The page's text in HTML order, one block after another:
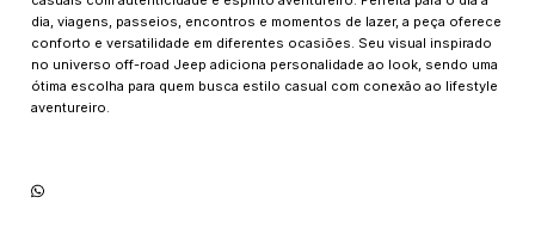
dia, viagens, passeios, encontros e momentos de lazer, a peça oferece
conforto e versatilidade em diferentes ocasiões. Seu visual inspirado
no universo off-road Jeep adiciona personalidade ao look, sendo uma
ótima escolha para quem busca estilo casual com conexão ao lifestyle
aventureiro.